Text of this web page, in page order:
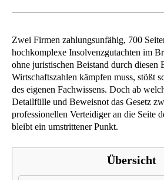
Zwei Firmen zahlungsunfähig, 700
hochkomplexe Insolvenzgutachten im
ohne juristischen Beistand durch diesen
Wirtschaftszahlen kämpfen muss, stößt
des eigenen Fachwissens. Doch ab
Detailfülle und Beweisnot das Gesetz
professionellen Verteidiger an die Seite
bleibt ein umstrittener Punkt.
Übersicht